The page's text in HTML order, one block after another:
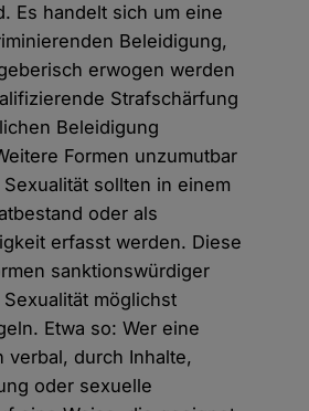
Es handelt sich um eine
Beleidigung,
erwogen werden
Strafschärfung
Beleidigung
Formen unzumutbar
sollten in einem
oder als
erfasst werden. Diese
sanktionswürdiger
möglichst
Etwa so: Wer eine
verbal, durch Inhalte,
oder sexuelle